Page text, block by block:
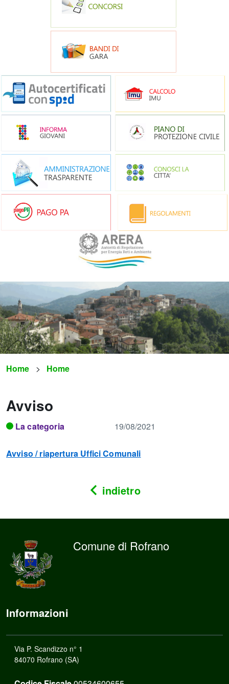
Home Home
Avviso
La categoria 19/08/2021
Avviso / riapertura Uffici Comunali
indietro
Comune di Rofrano
Informazioni
Via P. Scandizzo n° 1
84070 Rofrano (SA)